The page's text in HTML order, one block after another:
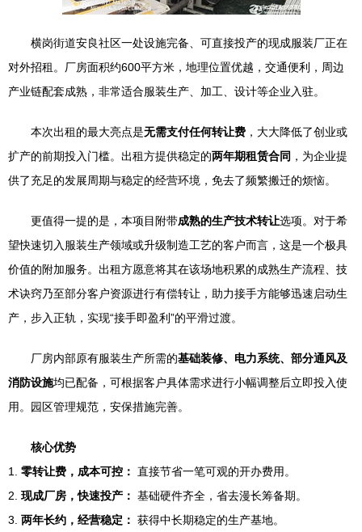
横岗街道安良社区一处设施完备、可直接投产的现成服装厂正在
对外招租。厂房面积约600平方米，地理位置优越，交通便利，周边
产业链配套成熟，非常适合服装生产、加工、设计等企业入驻。
本次出租的最大亮点是无需支付任何转让费 ，大大降低了创业或
扩产的前期投入门槛。出租方提供稳定的两年期租赁合同 ，为企业提
供了充足的发展周期与稳定的经营环境，免去了频繁搬迁的烦恼。
更值得一提的是，本项目附带成熟的生产技术转让选项。对于希
望快速切入服装生产领域或升级制造工艺的客户而言，这是一个极具
价值的附加服务。出租方愿意将其在该场地积累的成熟生产流程、技
术诀窍乃至部分客户资源进行有偿转让，助力接手方能够迅速启动生
产，步入正轨，实现“接手即盈利”的平滑过渡。
厂房内部原有服装生产所需的基础装修、电力系统、部分通风及
消防设施均已配备，可根据客户具体需求进行小幅调整后立即投入使
用。园区管理规范，安保措施完善。
核心优势
1. 零转让费，成本可控： 直接节省一笔可观的开办费用。
2. 现成厂房，快速投产： 基础硬件齐全，省去漫长筹备期。
3. 两年长约，经营稳定： 获得中长期稳定的生产基地。